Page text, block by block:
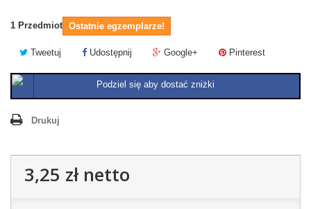
1 Przedmiot Ostatnie egzemplarze!
Tweetuj Udostępnij Google+ Pinterest
Podziel się aby dostać zniżki
Drukuj
3,25 złnetto